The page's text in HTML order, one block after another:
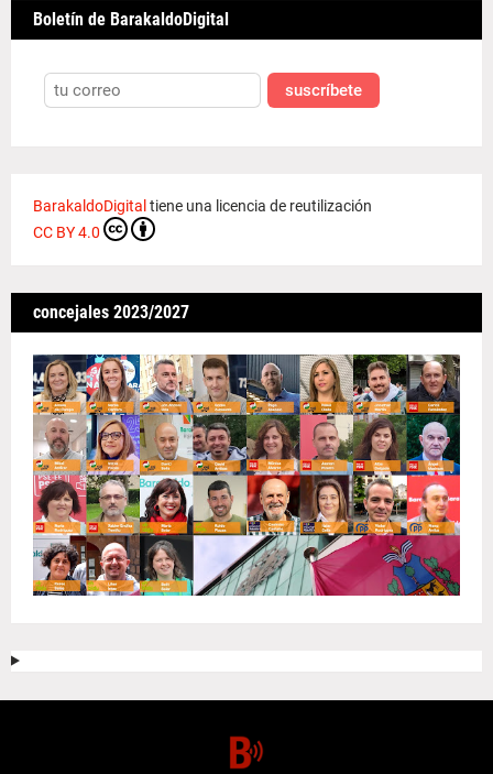
Boletín de BarakaldoDigital
suscríbete
BarakaldoDigital tiene una licencia de reutilización
CC BY 4.0
concejales 2023/2027